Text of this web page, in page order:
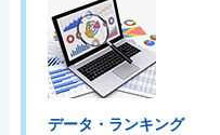
データ・ランキング